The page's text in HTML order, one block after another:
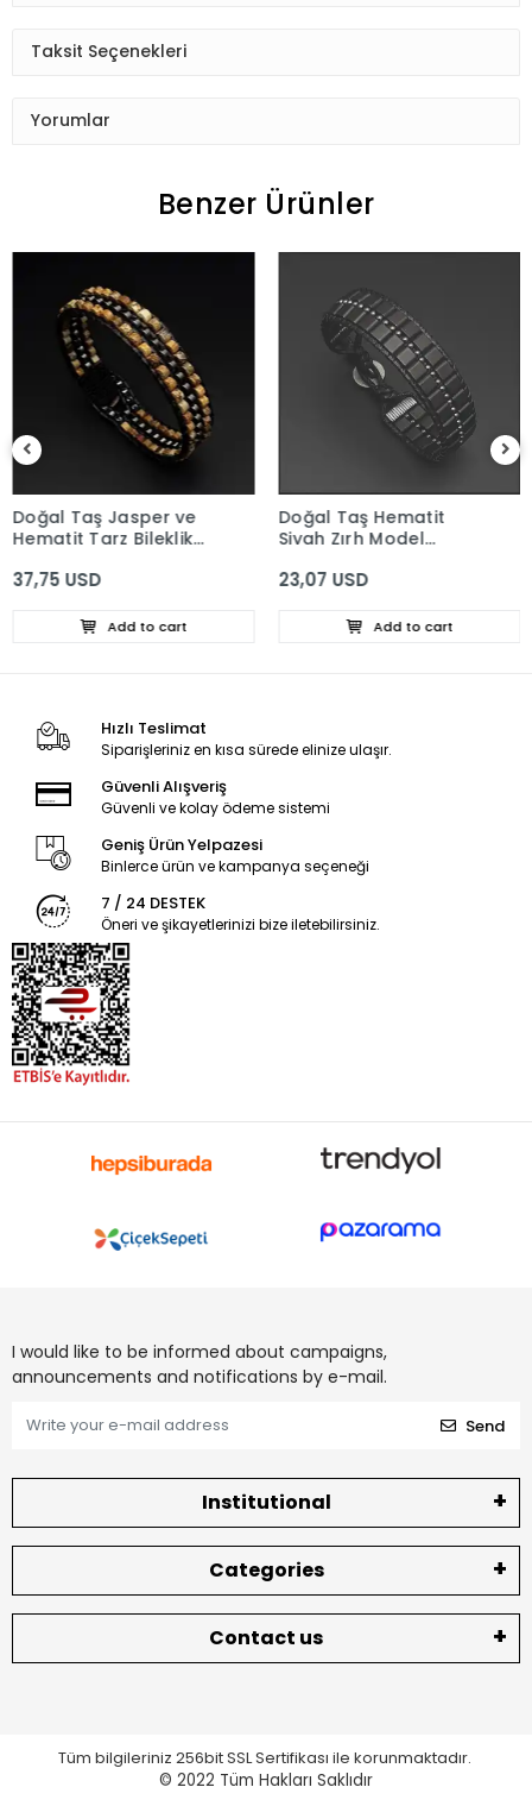
Taksit Seçenekleri
Yorumlar
Benzer Ürünler
Doğal Taş Jasper ve
Hematit Tarz Bileklik
37,75 USD
Add to cart
Doğal Taş Hematit
Siyah Zırh Model
23,07 USD
Add to cart
Hızlı Teslimat
Siparişleriniz en kısa sürede elinize ulaşır.
Güvenli Alışveriş
Güvenli ve kolay ödeme sistemi
Geniş Ürün Yelpazesi
Binlerce ürün ve kampanya seçeneği
7 / 24 DESTEK
Öneri ve şikayetlerinizi bize iletebilirsiniz.
I would like to be informed about campaigns,
announcements and notifications by e-mail.
Send
Institutional
Categories
Contact us
Tüm bilgileriniz 256bit SSL Sertifikası ile korunmaktadır.
© 2022 Tüm Hakları Saklıdır